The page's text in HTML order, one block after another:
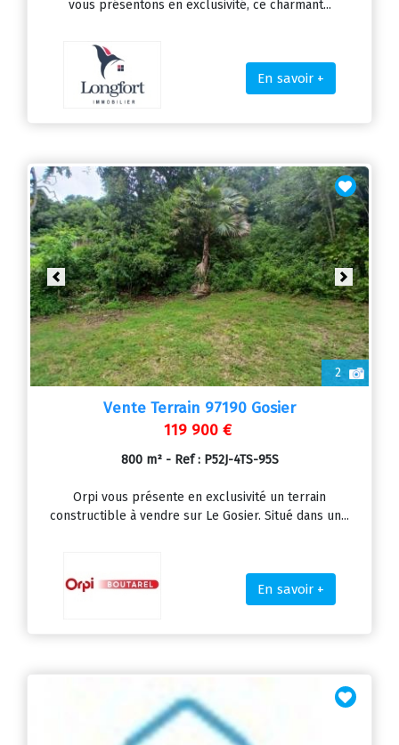
vous présentons en exclusivité, ce charmant...
En savoir +
2
Previous Next
Vente Terrain 97190 Gosier
119 900 €
800 m² - Ref : P52J-4TS-95S
Orpi vous présente en exclusivité un terrain
constructible à vendre sur Le Gosier. Situé dans un...
En savoir +